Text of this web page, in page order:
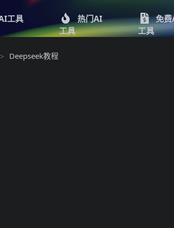
工具
热门AI
工具
免
工具
> Deepseek教程